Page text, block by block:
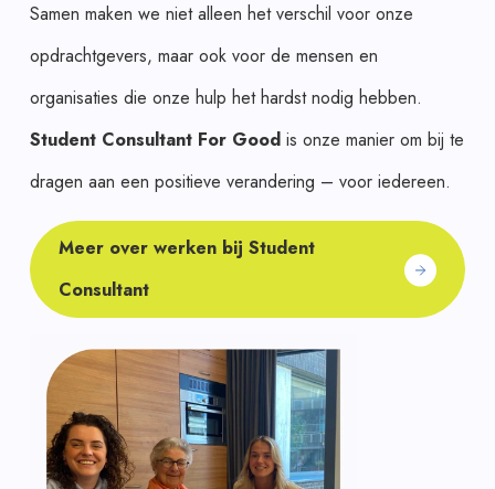
Samen maken we niet alleen het verschil voor onze
opdrachtgevers, maar ook voor de mensen en
organisaties die onze hulp het hardst nodig hebben.
Student Consultant For Good is onze manier om bij te
dragen aan een positieve verandering – voor iedereen.
Meer over werken bij Student
Consultant